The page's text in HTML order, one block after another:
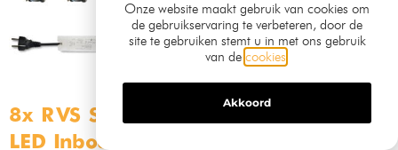
8x RVS Smart
LED Inbouwspots –
Onze website maakt gebruik van cookies om
de gebruikservaring te verbeteren, door de
site te gebruiken stemt u in met ons gebruik
van de cookies
Akkoord